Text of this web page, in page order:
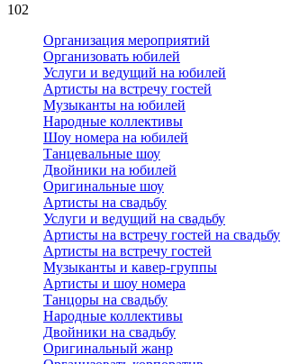
102
Организация мероприятий
Организовать юбилей
Услуги и ведущий на юбилей
Артисты на встречу гостей
Музыканты на юбилей
Народные коллективы
Шоу номера на юбилей
Танцевальные шоу
Двойники на юбилей
Оригинальные шоу
Артисты на свадьбу
Услуги и ведущий на свадьбу
Артисты на встречу гостей на свадьбу
Артисты на встречу гостей
Музыканты и кавер-группы
Артисты и шоу номера
Танцоры на свадьбу
Народные коллективы
Двойники на свадьбу
Оригинальный жанр